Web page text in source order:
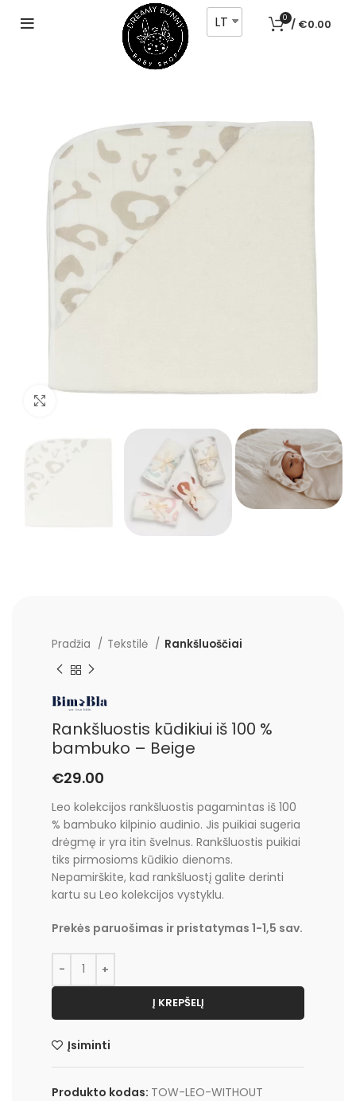
LT 0 / €0.00
Pradžia Tekstilė Rankšluoščiai
Rankšluostis kūdikiui iš 100 %
bambuko – Beige
€29.00
Leo kolekcijos rankšluostis pagamintas iš 100
% bambuko kilpinio audinio. Jis puikiai sugeria
drėgmę ir yra itin švelnus. Rankšluostis puikiai
tiks pirmosioms kūdikio dienoms.
Nepamirškite, kad rankšluostį galite derinti
kartu su Leo kolekcijos vystyklu.
Prekės paruošimas ir pristatymas 1-1,5 sav.
Į KREPŠELĮ
Įsiminti
Produkto kodas: TOW-LEO-WITHOUT